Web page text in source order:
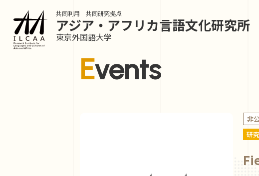
共同利用 共同研究拠点
アジア・アフリカ言語文化研究所
東京外国語大学
Events
非
研